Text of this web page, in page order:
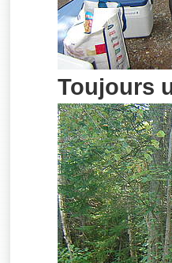
Toujours